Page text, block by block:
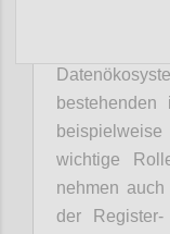
bestehenden
beispielweise
wichtige
nehmen
der